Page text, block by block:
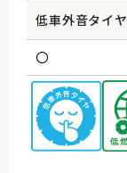
低車外音タイヤ
〇